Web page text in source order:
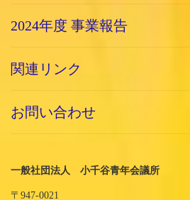
2024年度 事業報告
関連リンク
お問い合わせ
一般社団法人 小千谷青年会議所
〒947-0021